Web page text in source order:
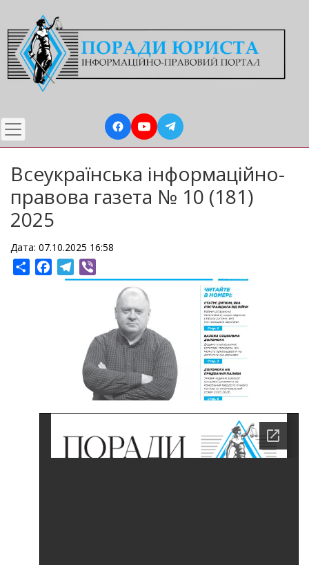
до
основного
вмісту
Всеукраїнська інформаційно-
правова газета № 10 (181)
2025
Дата: 07.10.2025 16:58
ShareFacebookTelegram